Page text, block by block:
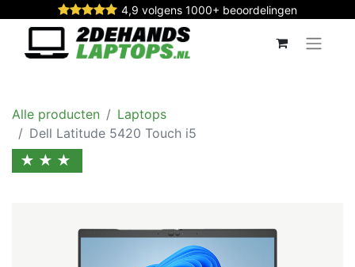
4,9 volgens 1000+ beoordelingen
Alle producten
Laptops
Dell Latitude 5420 Touch i5
★★★